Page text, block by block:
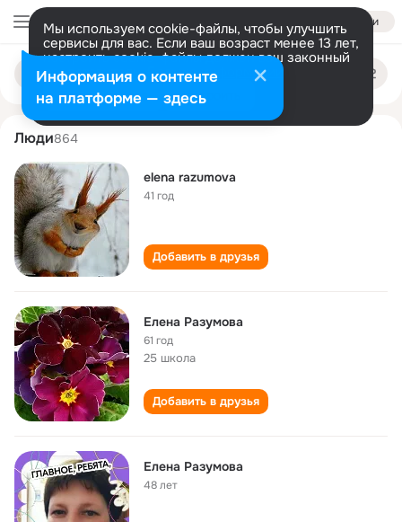
Войти
Мы используем cookie-файлы, чтобы улучшить
сервисы для вас. Если ваш возраст менее 13 лет,
настроить cookie-файлы должен ваш законный
представитель. Больше информации
Разрешить все Настроить
Поиск
людям
elena razumova
Люди864
elena razumova
41 год
Добавить в друзья
Елена Разумова
61 год
25 школа
Добавить в друзья
Елена Разумова
48 лет
Информация о контенте
на платформе — здесь